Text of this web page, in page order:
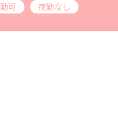
択
可 夜勤なし